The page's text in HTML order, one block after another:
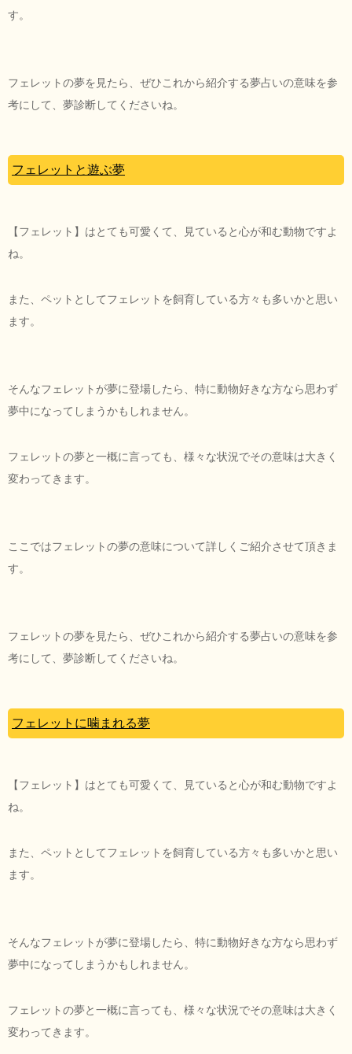
す。
フェレットの夢を見たら、ぜひこれから紹介する夢占いの意味を参
考にして、夢診断してくださいね。
フェレットと遊ぶ夢
【フェレット】はとても可愛くて、見ていると心が和む動物ですよ
ね。
また、ペットとしてフェレットを飼育している方々も多いかと思い
ます。
そんなフェレットが夢に登場したら、特に動物好きな方なら思わず
夢中になってしまうかもしれません。
フェレットの夢と一概に言っても、様々な状況でその意味は大きく
変わってきます。
ここではフェレットの夢の意味について詳しくご紹介させて頂きま
す。
フェレットの夢を見たら、ぜひこれから紹介する夢占いの意味を参
考にして、夢診断してくださいね。
フェレットに噛まれる夢
【フェレット】はとても可愛くて、見ていると心が和む動物ですよ
ね。
また、ペットとしてフェレットを飼育している方々も多いかと思い
ます。
そんなフェレットが夢に登場したら、特に動物好きな方なら思わず
夢中になってしまうかもしれません。
フェレットの夢と一概に言っても、様々な状況でその意味は大きく
変わってきます。